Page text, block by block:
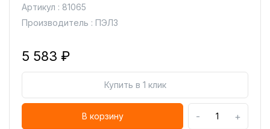
Артикул : 81065
Производитель : ПЭЛЗ
5 583 ₽
Купить в 1 клик
В корзину - +